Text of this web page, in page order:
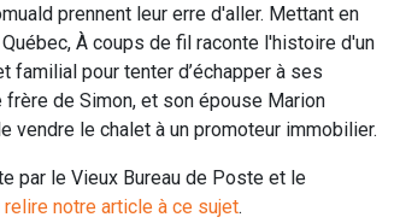
prennent leur erre d'aller. Mettant en
À coups de fil raconte l'histoire d'un
familial pour tenter d’échapper à ses
de Simon, et son épouse Marion
vendre le chalet à un promoteur immobilier.
par le Vieux Bureau de Poste et le
notre article à ce sujet.